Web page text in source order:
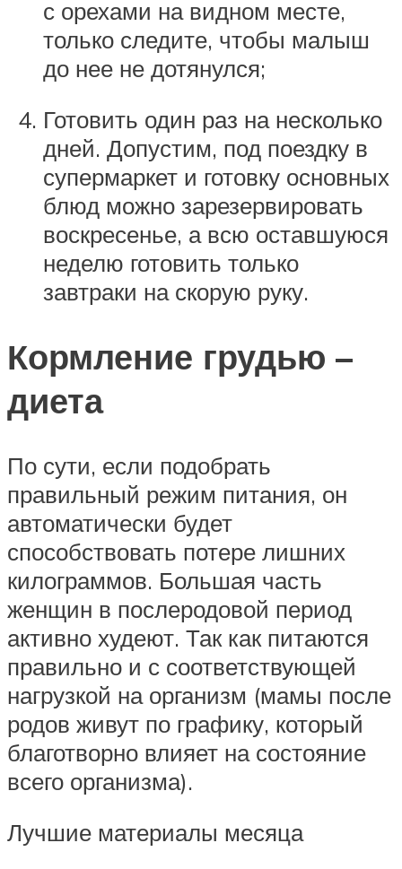
с орехами на видном месте,
только следите, чтобы малыш
до нее не дотянулся;
Готовить один раз на несколько
дней. Допустим, под поездку в
супермаркет и готовку основных
блюд можно зарезервировать
воскресенье, а всю оставшуюся
неделю готовить только
завтраки на скорую руку.
Кормление грудью –
диета
По сути, если подобрать
правильный режим питания, он
автоматически будет
способствовать потере лишних
килограммов. Большая часть
женщин в послеродовой период
активно худеют. Так как питаются
правильно и с соответствующей
нагрузкой на организм (мамы после
родов живут по графику, который
благотворно влияет на состояние
всего организма).
Лучшие материалы месяца